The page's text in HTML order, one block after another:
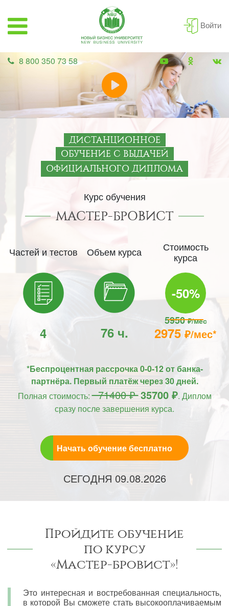
Войти
8 800 350 73 58
ДИСТАНЦИОННОЕ
ОБУЧЕНИЕ С ВЫДАЧЕЙ
ОФИЦИАЛЬНОГО ДИПЛОМА
Курс обучения
МАСТЕР-БРОВИСТ
Частей и тестов
4
Объем курса
76 ч.
Стоимость
курса
-50%
5950₽/мес
2975₽/мес*
*Беспроцентная рассрочка 0-0-12 от банка-
партнёра. Первый платёж через 30 дней.
Полная стоимость:71400 ₽35700 ₽. Диплом
сразу после завершения курса.
Начать обучение бесплатно
СЕГОДНЯ 09.08.2026
Пройдите обучение
по курсу
«Мастер-бровист»!
Это интересная и востребованная специальность,
в которой Вы сможете стать высокооплачиваемым